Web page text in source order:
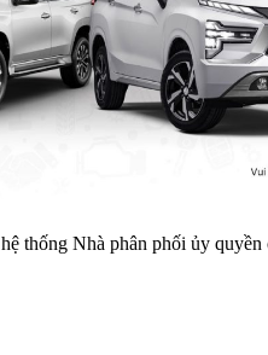
thống Nhà phân phối ủy